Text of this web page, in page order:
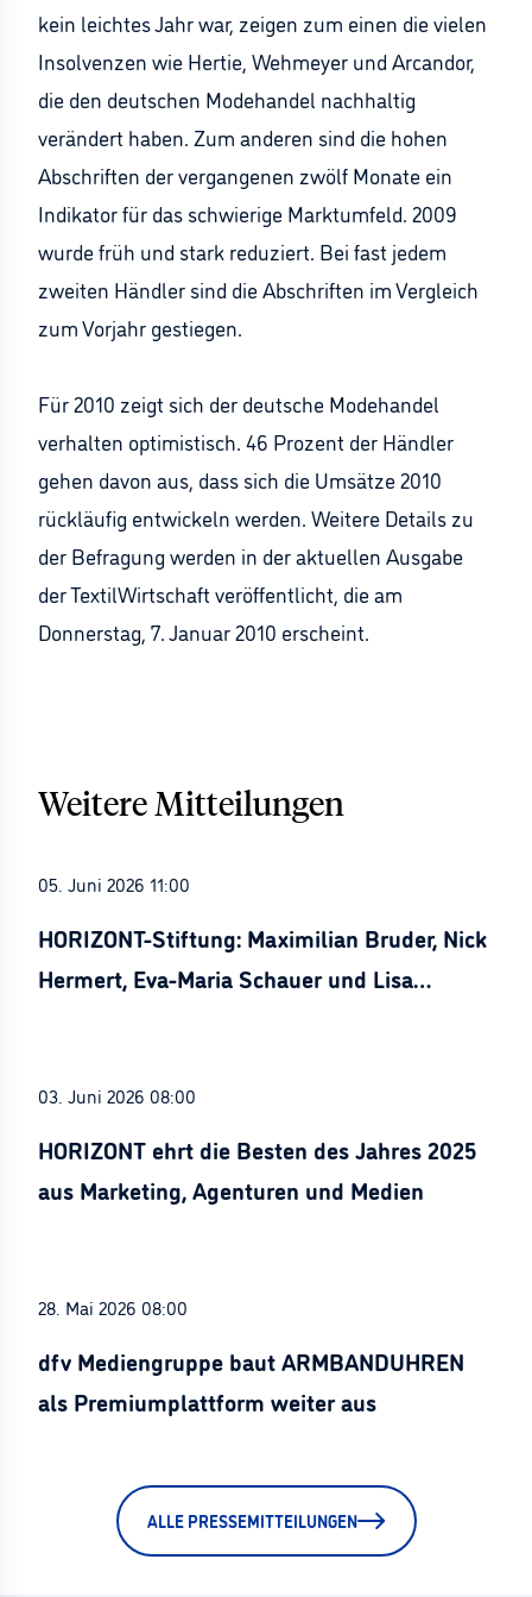
kein leichtes Jahr war, zeigen zum einen die vielen
Insolvenzen wie Hertie, Wehmeyer und Arcandor,
die den deutschen Modehandel nachhaltig
verändert haben. Zum anderen sind die hohen
Abschriften der vergangenen zwölf Monate ein
Indikator für das schwierige Marktumfeld. 2009
wurde früh und stark reduziert. Bei fast jedem
zweiten Händler sind die Abschriften im Vergleich
zum Vorjahr gestiegen.
Für 2010 zeigt sich der deutsche Modehandel
verhalten optimistisch. 46 Prozent der Händler
gehen davon aus, dass sich die Umsätze 2010
rückläufig entwickeln werden. Weitere Details zu
der Befragung werden in der aktuellen Ausgabe
der TextilWirtschaft veröffentlicht, die am
Donnerstag, 7. Januar 2010 erscheint.
Weitere Mitteilungen
05. Juni 2026 11:00
HORIZONT-Stiftung: Maximilian Bruder, Nick
Hermert, Eva-Maria Schauer und Lisa
03. Juni 2026 08:00
HORIZONT ehrt die Besten des Jahres 2025
aus Marketing, Agenturen und Medien
28. Mai 2026 08:00
dfv Mediengruppe baut ARMBANDUHREN
als Premiumplattform weiter aus
ALLE PRESSEMITTEILUNGEN